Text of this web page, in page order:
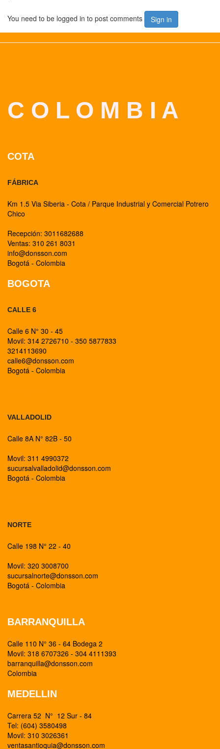
You need to be logged in to post comments Sign in
C O L O M B I A
COTA
FÁBRICA
Km 1.5 Via Siberia - Cota / Parque Industrial y Comercial Potrero
Chico
Recepción: 3011682688
Ventas: 310 261 8031
info@donsson.com
Bogotá - Colombia
BOGOTA
CALLE 6
Calle 6 N° 30 - 45
Movil: 314 2726710 - 350 5877833
3214113690
calle6@donsson.com
Bogotá - Colombia
VALLADOLID
Calle 8A N° 82B - 50
Movil: 311 4990372
sucursalvalladolid@donsson.com
Bogotá - Colombia
NORTE
Calle 198 N° 22 - 40
Movil: 320 3008700
sucursalnorte@donsson.com
Bogotá - Colombia
BARRANQUILLA
Calle 110 N° 36 - 64 Bodega 2
Movil: 318 6707326 - 304 4111393
barranquilla@donsson.com
Colombia
MEDELLIN
Carrera 52 N° 12 Sur - 84
Tel: (604) 3580498
Movil: 310 3026361
ventasantioquia@donsson.com